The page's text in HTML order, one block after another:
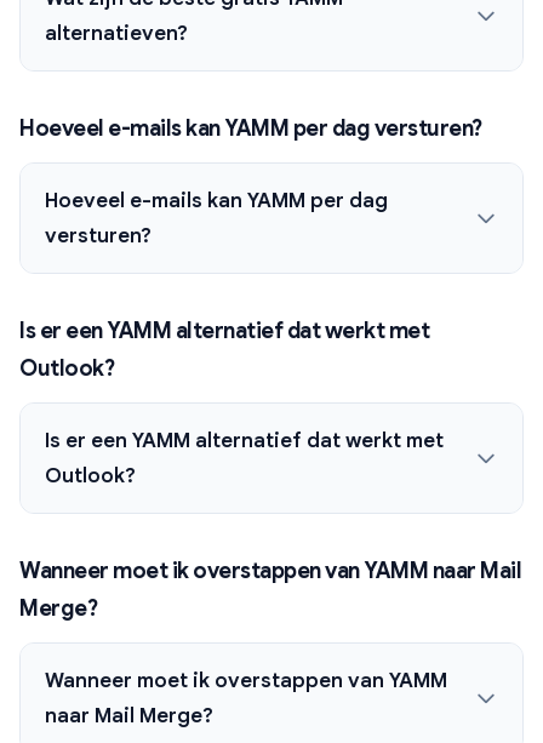
alternatieven?
Hoeveel e-mails kan YAMM per dag versturen?
Hoeveel e-mails kan YAMM per dag
versturen?
Is er een YAMM alternatief dat werkt met
Outlook?
Is er een YAMM alternatief dat werkt met
Outlook?
Wanneer moet ik overstappen van YAMM naar Mail
Merge?
Wanneer moet ik overstappen van YAMM
naar Mail Merge?